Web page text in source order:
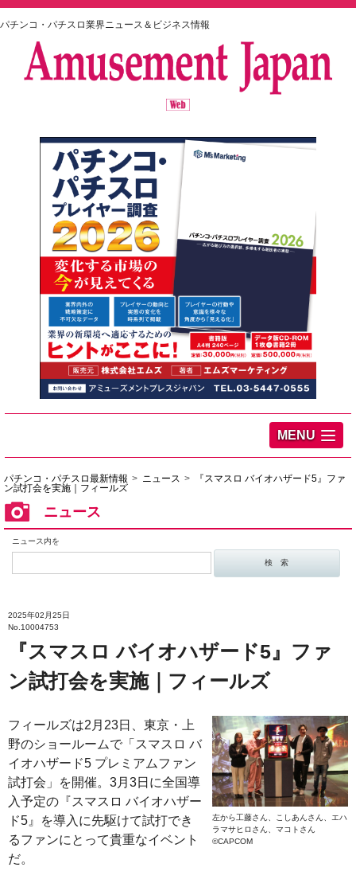
パチンコ・パチスロ業界ニュース＆ビジネス情報
MENU
パチンコ・パチスロ最新情報 ニュース
『スマスロ バイオハザード5』ファ
ン試打会を実施｜フィールズ
ニュース
ニュース内を
2025年02月25日
No.10004753
『スマスロ バイオハザード5』ファ
ン試打会を実施｜フィールズ
左から工藤さん、こしあんさん、エハ
ラマサヒロさん、マコトさん
©CAPCOM
フィールズは2月23日、東京・上
野のショールームで「スマスロ バ
イオハザード5 プレミアムファン
試打会」を開催。3月3日に全国導
入予定の『スマスロ バイオハザー
ド5』を導入に先駆けて試打でき
るファンにとって貴重なイベント
だ。